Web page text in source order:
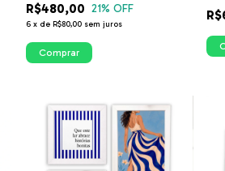
R$480,00 21% OFF
6 x de R$80,00 sem juros